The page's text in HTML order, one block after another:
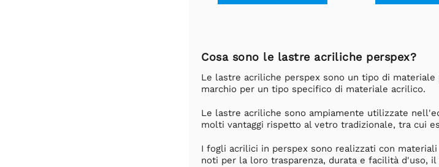
Cosa sono le lastre acriliche perspex?
Le lastre acriliche perspex sono un tipo di
marchio per un tipo specifico di materiale acrilico.
Le lastre acriliche sono ampiamente utilizzate
molti vantaggi rispetto al vetro tradizionale, tra cui
I fogli acrilici in perspex sono realizzati con
noti per la loro trasparenza, durata e facilità d'uso,